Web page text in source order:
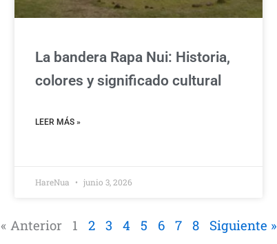
La bandera Rapa Nui: Historia,
colores y significado cultural
LEER MÁS »
HareNua junio 3, 2026
« Anterior 1 2 3 4 5 6 7 8 Siguiente »